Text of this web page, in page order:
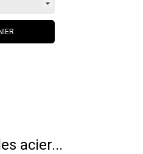
acier...